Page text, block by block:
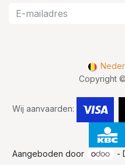
Copyright
Wij aanvaarden:
Aangeboden door -